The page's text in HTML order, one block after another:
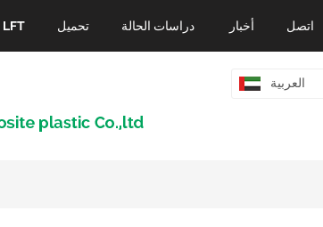
المواد LFT تحميل دراسات الحالة أخبار اتصل
العربية